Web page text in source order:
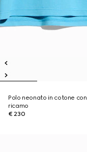
Polo neonato in cotone con
ricamo
€ 230